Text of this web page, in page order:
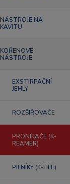
NÁSTROJE NA
KAVITU
KOŘENOVÉ
NÁSTROJE
EXSTIRPAČNÍ
JEHLY
ROZŠIŘOVAČE
PRONIKAČE (K-
REAMER)
PILNÍKY (K-FILE)